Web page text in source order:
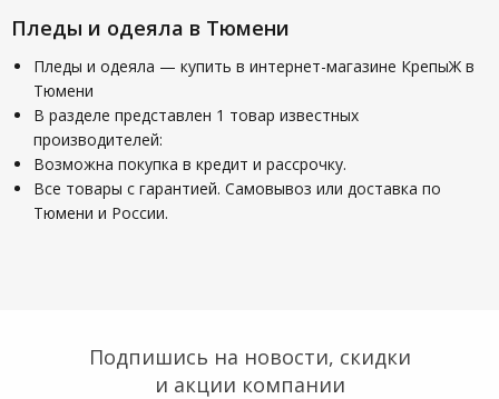
Пледы и одеяла в Тюмени
Пледы и одеяла — купить в интернет-магазине КрепыЖ в
Тюмени
В разделе представлен 1 товар известных
производителей:
Возможна покупка в кредит и рассрочку.
Все товары с гарантией. Самовывоз или доставка по
Тюмени и России.
Подпишись на новости, скидки
и акции компании